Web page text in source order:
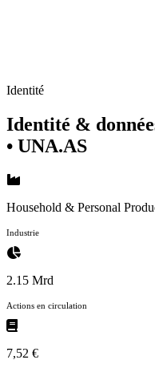
Identité
Identité &
• UNA.AS
Household & Personal
Industrie
2.15 Mrd
Actions en circulation
7,52 €